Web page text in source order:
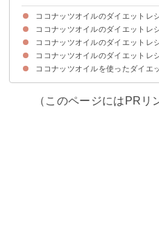
ココナッツオイルのダイエットレ
ココナッツオイルのダイエット効
ココナッツオイルのダイエットレ
①簡単おかず ズッキーニのソテー
②ココナッツオイルでかぼちゃの
③さつまいものココナッツソテー
④たことポテトの明太子ソテー
⑤人参とデーツのホットサラダ
⑥きのこと鶏肉のボリュームサラ
⑦ココナッツオイルでフレンチト
⑧ルーなしでヘルシー ココナッツ
⑨ココナッツオイルで作るチキン
⑩鶏肉とレンコンのバジル炒め
⑪かぼちゃ豆乳ポタージュ
ココナッツオイルのダイエットレ
①お菓子作り初心者におすすめ コ
②ココナッツオイルでりんごソテ
③ブールドネージュ
④おからクッキー
⑤ココナッツオイルチョコ
⑥ココナッツオイルとバナナのス
⑦ココナッツオイルのフローズン
⑧ブラウニー
⑨ココナッツオイルラスク
⑩簡単ロープロテインバー
⑪レアチーズヨーグルトケーキ
⑫糖質オフ おからココアケーキ
⑬台湾カステラ
⑭野菜チップス
⑮豆腐ガトーショコラ
⑯おからとココナッツオイルのビ
ココナッツオイルのダイエットレ
①ココナッツオイルコーヒー
②スパイス入り豆乳ルイボスティー
③ベリーとナッツのスムージー
④ココナッツオイルのホット牛乳
⑤ファイバーレモン水
⑥糖質制限でも ココナッツオイル
ココナッツオイルを使ったダイエ
（このページにはPRリ